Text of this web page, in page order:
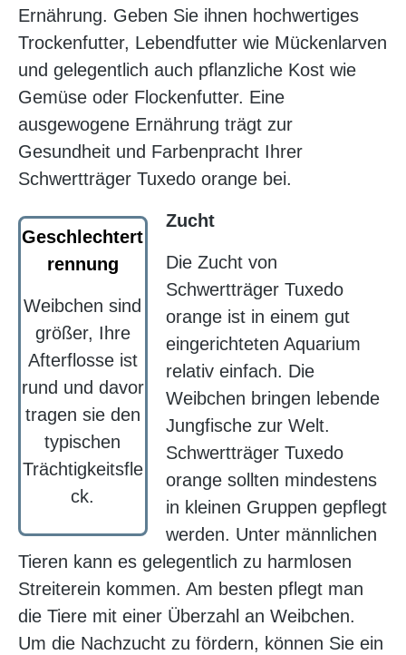
Ernährung. Geben Sie ihnen hochwertiges
Trockenfutter, Lebendfutter wie Mückenlarven
und gelegentlich auch pflanzliche Kost wie
Gemüse oder Flockenfutter. Eine
ausgewogene Ernährung trägt zur
Gesundheit und Farbenpracht Ihrer
Schwertträger Tuxedo orange bei.
Geschlechtert
rennung
Weibchen sind
größer, Ihre
Afterflosse ist
rund und davor
tragen sie den
typischen
Trächtigkeitsfle
ck.
Zucht
Die Zucht von
Schwertträger Tuxedo
orange ist in einem gut
eingerichteten Aquarium
relativ einfach. Die
Weibchen bringen lebende
Jungfische zur Welt.
Schwertträger Tuxedo
orange sollten mindestens
in kleinen Gruppen gepflegt
werden. Unter männlichen
Tieren kann es gelegentlich zu harmlosen
Streiterein kommen. Am besten pflegt man
die Tiere mit einer Überzahl an Weibchen.
Um die Nachzucht zu fördern, können Sie ein